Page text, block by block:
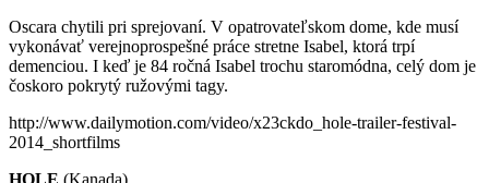
Oscara chytili pri sprejovaní. V opatrovateľskom dome, kde musí
vykonávať verejnoprospešné práce stretne Isabel, ktorá trpí
demenciou. I keď je 84 ročná Isabel trochu staromódna, celý dom je
čoskoro pokrytý ružovými tagy.
http://www.dailymotion.com/video/x23ckdo_hole-trailer-festival-
2014_shortfilms
HOLE (Kanada)